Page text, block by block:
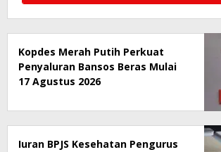
Kopdes Merah Putih Perkuat
Penyaluran Bansos Beras Mulai
17 Agustus 2026
Iuran BPJS Kesehatan Pengurus